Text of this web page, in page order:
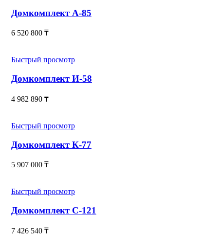
Домкомплект А-85
6 520 800 ₸
Быстрый просмотр
Домкомплект И-58
4 982 890 ₸
Быстрый просмотр
Домкомплект К-77
5 907 000 ₸
Быстрый просмотр
Домкомплект С-121
7 426 540 ₸